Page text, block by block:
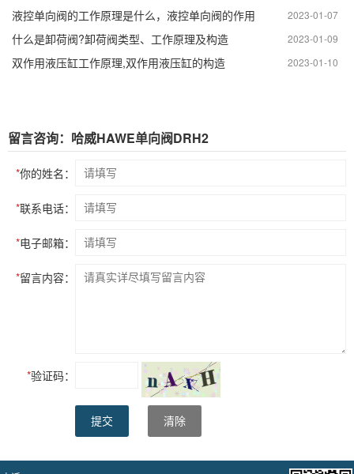
2023-01-07
液控单向阀的工作原理是什么，液控单向阀的作用
2023-01-09
什么是卸荷阀?卸荷阀类型、工作原理及构造
2023-01-10
双作用液压缸工作原理,双作用液压缸的构造
留言咨询：哈威HAWE单向阀DRH2
*你的姓名：
*联系电话：
*电子邮箱：
*留言内容：
*验证码：
提交 清除